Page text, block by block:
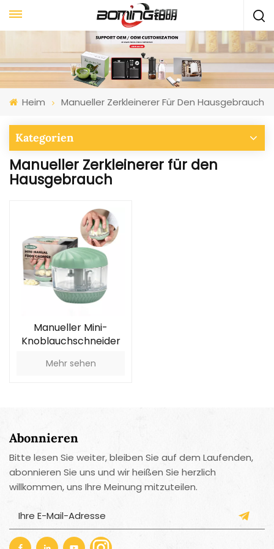
Heim Manueller Zerkleinerer Für Den Hausgebrauch
Kategorien
Manueller Zerkleinerer für den
Hausgebrauch
Manueller Mini-
Knoblauchschneider
Mehr sehen
Abonnieren
Bitte lesen Sie weiter, bleiben Sie auf dem Laufenden,
abonnieren Sie uns und wir heißen Sie herzlich
willkommen, uns Ihre Meinung mitzuteilen.